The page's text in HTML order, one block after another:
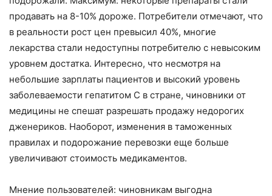
продавать на 8-10% дороже. Потребители отмечают, что
в реальности рост цен превысил 40%, многие
лекарства стали недоступны потребителю с невысоким
уровнем достатка. Интересно, что несмотря на
небольшие зарплаты пациентов и высокий уровень
заболеваемости гепатитом С в стране, чиновники от
медицины не спешат разрешать продажу недорогих
дженериков. Наоборот, изменения в таможенных
правилах и подорожание перевозки еще больше
увеличивают стоимость медикаментов.
Мнение пользователей: чиновникам выгодна